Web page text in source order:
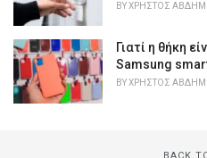
BYΧΡΉΣΤΟΣ
Γιατί η θήκη
Samsung
BYΧΡΉΣΤΟΣ
BACK